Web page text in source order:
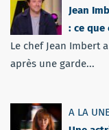
Jean
: ce que
Le chef Jean Imbert
après une garde...
A LA